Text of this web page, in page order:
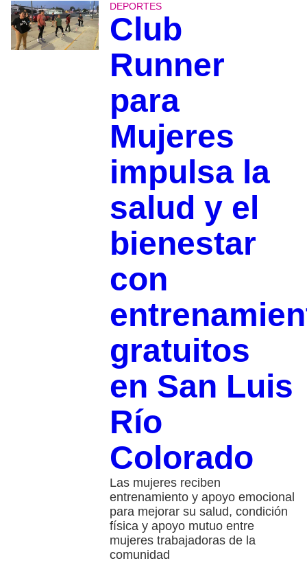
DEPORTES
Club
Runner
para
Mujeres
impulsa la
salud y el
bienestar
con
gratuitos
en San Luis
Río
Colorado
Las mujeres reciben
entrenamiento y apoyo emocional
para mejorar su salud, condición
física y apoyo mutuo entre
mujeres trabajadoras de la
comunidad